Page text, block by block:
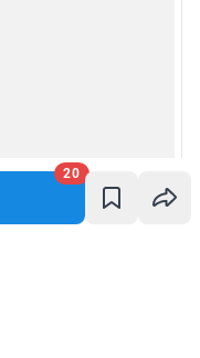
20